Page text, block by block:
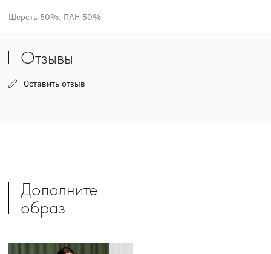
Шерсть 50%, ПАН 50%
Отзывы
Оставить отзыв
Дополните
образ